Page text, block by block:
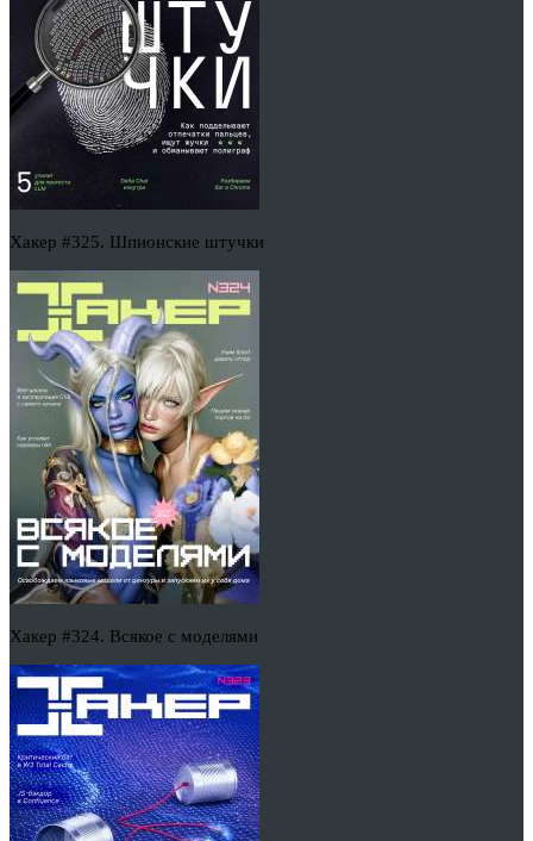
Хакер #325. Шпионские штучки
Хакер #324. Всякое с моделями